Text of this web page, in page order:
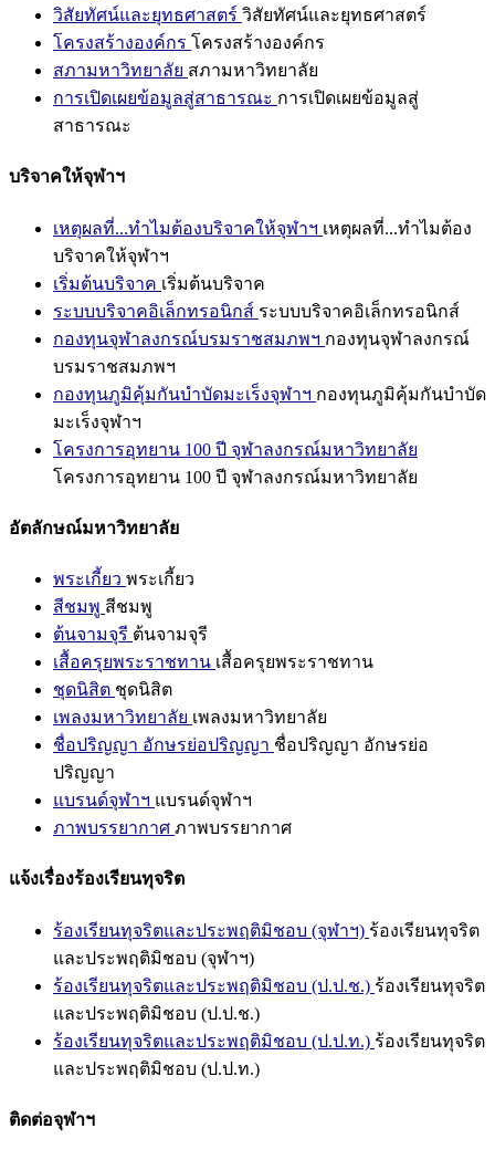
วิสัยทัศน์และยุทธศาสตร์ วิสัยทัศน์และยุทธศาสตร์
โครงสร้างองค์กร โครงสร้างองค์กร
สภามหาวิทยาลัย สภามหาวิทยาลัย
การเปิดเผยข้อมูลสู่สาธารณะ การเปิดเผยข้อมูลสู่
สาธารณะ
บริจาคให้จุฬาฯ
เหตุผลที่...ทำไมต้องบริจาคให้จุฬาฯ เหตุผลที่...ทำไมต้อง
บริจาคให้จุฬาฯ
เริ่มต้นบริจาค เริ่มต้นบริจาค
ระบบบริจาคอิเล็กทรอนิกส์ ระบบบริจาคอิเล็กทรอนิกส์
กองทุนจุฬาลงกรณ์บรมราชสมภพฯ กองทุนจุฬาลงกรณ์
บรมราชสมภพฯ
กองทุนภูมิคุ้มกันบำบัดมะเร็งจุฬาฯ กองทุนภูมิคุ้มกันบำบัด
มะเร็งจุฬาฯ
โครงการอุทยาน 100 ปี จุฬาลงกรณ์มหาวิทยาลัย
โครงการอุทยาน 100 ปี จุฬาลงกรณ์มหาวิทยาลัย
อัตลักษณ์มหาวิทยาลัย
พระเกี้ยว พระเกี้ยว
สีชมพู สีชมพู
ต้นจามจุรี ต้นจามจุรี
เสื้อครุยพระราชทาน เสื้อครุยพระราชทาน
ชุดนิสิต ชุดนิสิต
เพลงมหาวิทยาลัย เพลงมหาวิทยาลัย
ชื่อปริญญา อักษรย่อปริญญา ชื่อปริญญา อักษรย่อ
ปริญญา
แบรนด์จุฬาฯ แบรนด์จุฬาฯ
ภาพบรรยากาศ ภาพบรรยากาศ
แจ้งเรื่องร้องเรียนทุจริต
ร้องเรียนทุจริตและประพฤติมิชอบ (จุฬาฯ) ร้องเรียนทุจริต
และประพฤติมิชอบ (จุฬาฯ)
ร้องเรียนทุจริตและประพฤติมิชอบ (ป.ป.ช.) ร้องเรียนทุจริต
และประพฤติมิชอบ (ป.ป.ช.)
ร้องเรียนทุจริตและประพฤติมิชอบ (ป.ป.ท.) ร้องเรียนทุจริต
และประพฤติมิชอบ (ป.ป.ท.)
ติดต่อจุฬาฯ